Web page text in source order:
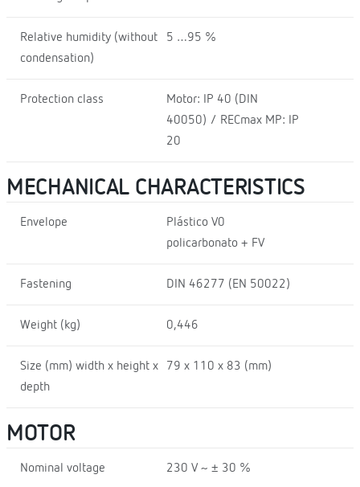
Relative humidity (without
condensation)
5 …95 %
Protection class
Motor: IP 40 (DIN
40050) / RECmax MP: IP
20
MECHANICAL CHARACTERISTICS
Envelope
Plástico V0
policarbonato + FV
Fastening DIN 46277 (EN 50022)
Weight (kg) 0,446
Size (mm) width x height x
depth
79 x 110 x 83 (mm)
MOTOR
Nominal voltage 230 V ~ ± 30 %